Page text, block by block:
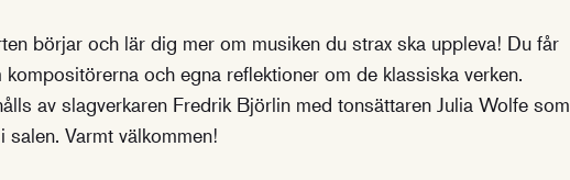
börjar och lär dig mer om musiken du strax ska uppleva! Du får
och egna reflektioner om de klassiska verken.
av slagverkaren Fredrik Björlin med tonsättaren Julia Wolfe som
Varmt välkommen!